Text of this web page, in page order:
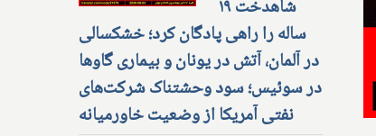
شاهدخت ۱۹
ساله را راهی پادگان کرد؛ خشکسالی
در آلمان، آتش در یونان و بیماری گاوها
در سوئیس؛ سود وحشتناک شرکت‌های
نفتی آمریکا از وضعیت خاورمیانه